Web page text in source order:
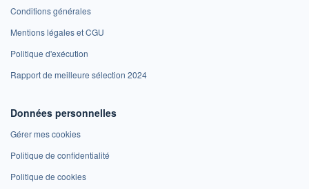
Conditions générales
Mentions légales et CGU
Politique d'exécution
Rapport de meilleure sélection 2024
Données personnelles
Gérer mes cookies
Politique de confidentialité
Politique de cookies